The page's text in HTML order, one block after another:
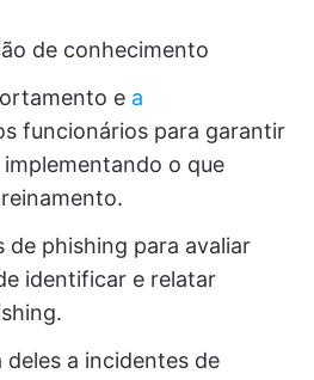
de conhecimento
e a
funcionários para garantir
implementando o que
de phishing para avaliar
identificar e relatar
deles a incidentes de